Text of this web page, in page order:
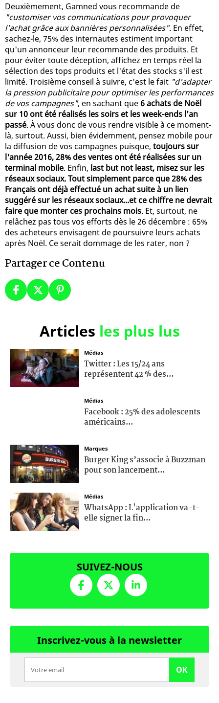
Deuxièmement, Gamned vous recommande de
"customiser vos communications pour provoquer
l'achat grâce aux bannières personnalisées". En effet,
sachez-le, 75% des internautes estiment important
qu'un annonceur leur recommande des produits. Et
pour éviter toute déception, affichez en temps réel la
sélection des tops produits et l'état des stocks s'il est
limité. Troisième conseil à suivre, c'est le fait "d'adapter
la pression publicitaire pour optimiser les performances
de vos campagnes", en sachant que6 achats de Noël
sur 10 ont été réalisés les soirs et les week-ends l'an
passé. À vous donc de vous rendre visible à ce moment-
là, surtout. Aussi, bien évidemment, pensez mobile pour
la diffusion de vos campagnes puisque, toujours sur
l'année 2016, 28% des ventes ont été réalisées sur un
terminal mobile. Enfin, last but not least, misez sur les
réseaux sociaux. Tout simplement parce que 28% des
Français ont déjà effectué un achat suite à un lien
suggéré sur les réseaux sociaux...et ce chiffre ne devrait
faire que monter ces prochains mois. Et, surtout, ne
relâchez pas tous vos efforts dès le 26 décembre : 65%
des acheteurs envisagent de poursuivre leurs achats
après Noël. Ce serait dommage de les rater, non ?
Partager ce Contenu
Articles les plus lus
Médias
Twitter : Les 15/24 ans
représentent 42 % des...
Médias
Facebook : 25% des adolescents
américains...
Marques
Burger King s’associe à Buzzman
pour son lancement...
Médias
WhatsApp : L'application va-t-
elle signer la fin...
SUIVEZ-NOUS
Inscrivez-vous à la newsletter
OK